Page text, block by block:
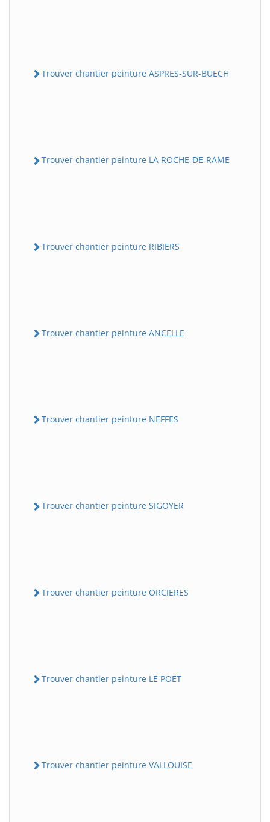
Trouver chantier peinture ASPRES-SUR-BUECH
Trouver chantier peinture LA ROCHE-DE-RAME
Trouver chantier peinture RIBIERS
Trouver chantier peinture ANCELLE
Trouver chantier peinture NEFFES
Trouver chantier peinture SIGOYER
Trouver chantier peinture ORCIERES
Trouver chantier peinture LE POET
Trouver chantier peinture VALLOUISE